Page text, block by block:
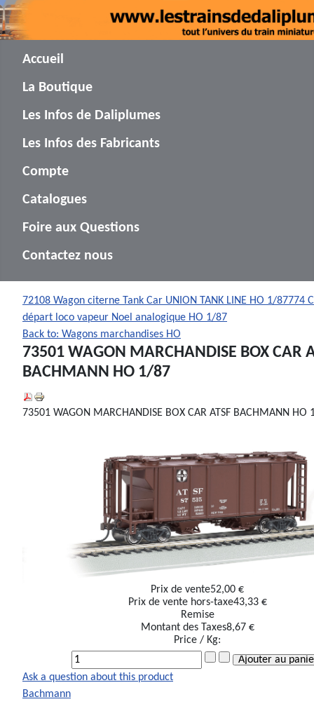
Accueil
La Boutique
Les Infos de Daliplumes
Les Infos des Fabricants
Compte
Catalogues
Foire aux Questions
Contactez nous
72108 Wagon citerne Tank Car UNION TANK LINE HO 1/87774
départ loco vapeur Noel analogique HO 1/87
Back to: Wagons marchandises HO
73501 WAGON MARCHANDISE BOX CAR
BACHMANN HO 1/87
73501 WAGON MARCHANDISE BOX CAR ATSF BACHMANN HO
Prix ​​de vente52,00 €
Prix de vente hors-taxe43,33 €
Remise
Montant des Taxes8,67 €
Price / Kg:
Ask a question about this product
Bachmann